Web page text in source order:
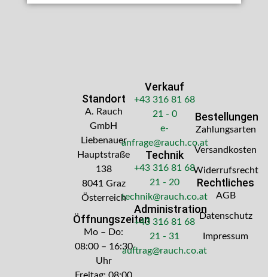
Standort
A. Rauch
GmbH
Liebenauer
Hauptstraße
138
8041 Graz
Österreich
Öffnungszeiten
Mo – Do:
08:00 – 16:30
Uhr
Verkauf
+43 316 81 68
21 - 0
e-
anfrage@rauch.co.at
Technik
+43 316 81 68
21 - 20
technik@rauch.co.at
Administration
+43 316 81 68
21 - 31
auftrag@rauch.co.at
Bestellungen
Zahlungsarten
Versandkosten
Widerrufsrecht
Rechtliches
AGB
Datenschutz
Impressum